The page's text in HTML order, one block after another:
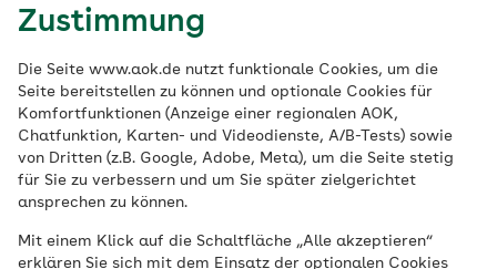
Zustimmung
Die Seite www.aok.de nutzt funktionale Cookies, um die
Seite bereitstellen zu können und optionale Cookies für
Komfortfunktionen (Anzeige einer regionalen AOK,
Chatfunktion, Karten- und Videodienste, A/B-Tests) sowie
von Dritten (z.B. Google, Adobe, Meta), um die Seite stetig
für Sie zu verbessern und um Sie später zielgerichtet
ansprechen zu können.
Mit einem Klick auf die Schaltfläche „Alle akzeptieren“
erklären Sie sich mit dem Einsatz der optionalen Cookies
Rotkohl: Wie gesund
ist das
Wintergemüse?